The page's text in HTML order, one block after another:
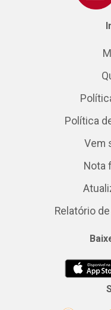
Política
Vem
Nota
Relatório